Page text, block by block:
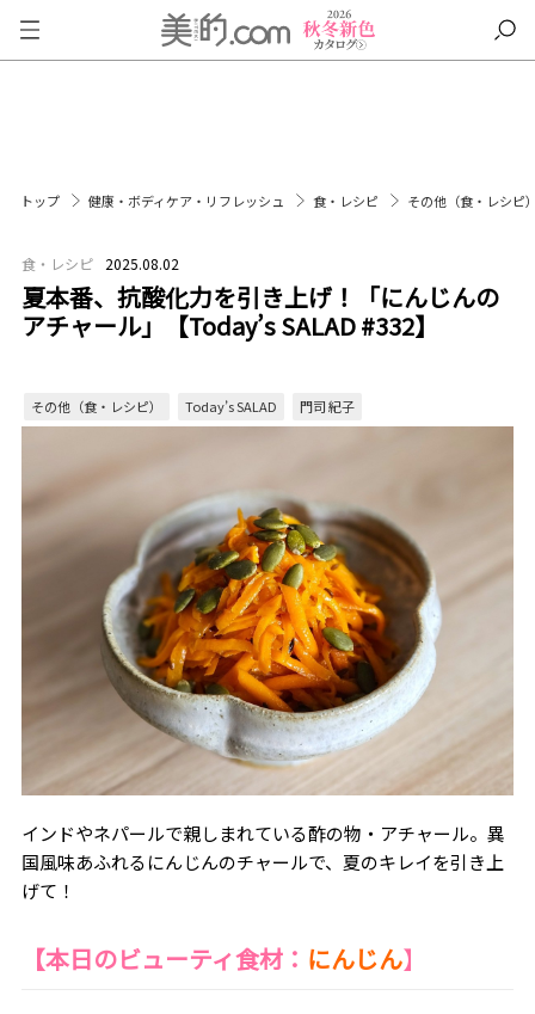
トップ 健康・ボディケア・リフレッシュ 食・レシピ その他（食・レシピ
食・レシピ 2025.08.02
夏本番、抗酸化力を引き上げ！「にんじんの
アチャール」【Today’s SALAD #332】
その他（食・レシピ） Today’s SALAD 門司 紀子
インドやネパールで親しまれている酢の物・アチャール。異
国風味あふれるにんじんのチャールで、夏のキレイを引き上
げて！
【本日のビューティ食材： にんじん】